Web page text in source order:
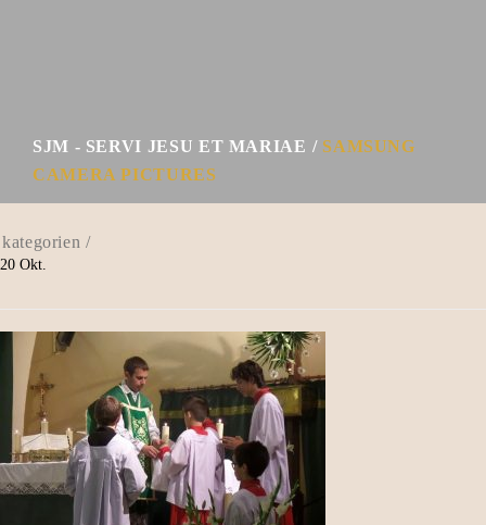
SJM - SERVI JESU ET MARIAE
SAMSUNG
CAMERA PICTURES
20 Okt.